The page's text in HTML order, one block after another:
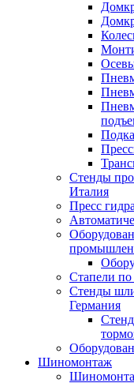
Стенды
Италия
Пресс
Стапели
Стенды
Германия
Шиномонтаж